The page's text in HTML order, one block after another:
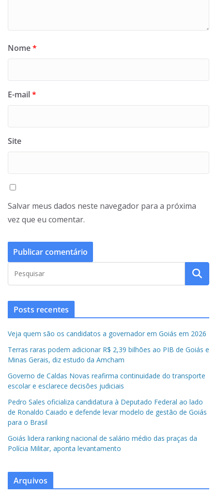
Nome*
E-mail*
Site
Salvar meus dados neste navegador para a próxima
vez que eu comentar.
Posts recentes
Veja quem são os candidatos a governador em Goiás em 2026
Terras raras podem adicionar R$ 2,39 bilhões ao PIB de Goiás e
Minas Gerais, diz estudo da Amcham
Governo de Caldas Novas reafirma continuidade do transporte
escolar e esclarece decisões judiciais
Pedro Sales oficializa candidatura à Deputado Federal ao lado
de Ronaldo Caiado e defende levar modelo de gestão de Goiás
para o Brasil
Goiás lidera ranking nacional de salário médio das praças da
Polícia Militar, aponta levantamento
Arquivos